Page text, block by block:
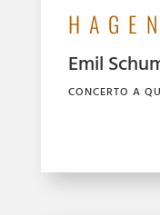
Emil
CONCERTO A